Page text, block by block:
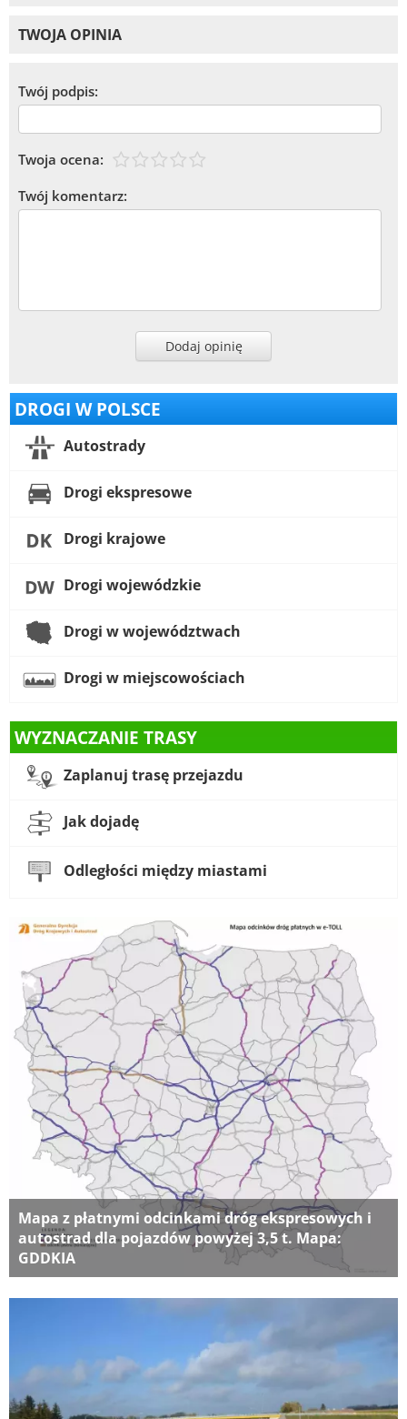
TWOJA OPINIA
Twój podpis:
Twoja ocena:
Twój komentarz:
Dodaj opinię
DROGI W POLSCE
Autostrady
Drogi ekspresowe
Drogi krajowe
Drogi wojewódzkie
Drogi w województwach
Drogi w miejscowościach
WYZNACZANIE TRASY
Zaplanuj trasę przejazdu
Jak dojadę
Odległości między miastami
Mapa z płatnymi odcinkami dróg ekspresowych i
autostrad dla pojazdów powyżej 3,5 t. Mapa:
GDDKIA